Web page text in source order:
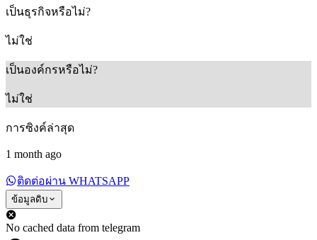
เป็นธุรกิจหรือไม่?
ไม่ใช่
เป็นองค์กรหรือไม่?
ไม่ใช่
การซิงค์ล่าสุด
1 month ago
ติดต่อผ่าน WHATSAPP
ข้อมูลดิบ
No cached data from telegram